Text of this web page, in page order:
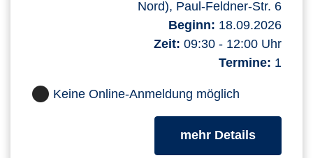
Nord), Paul-Feldner-Str. 6
Beginn: 18.09.2026
Zeit: 09:30 - 12:00 Uhr
Termine: 1
Keine Online-Anmeldung möglich
mehr Detailszum